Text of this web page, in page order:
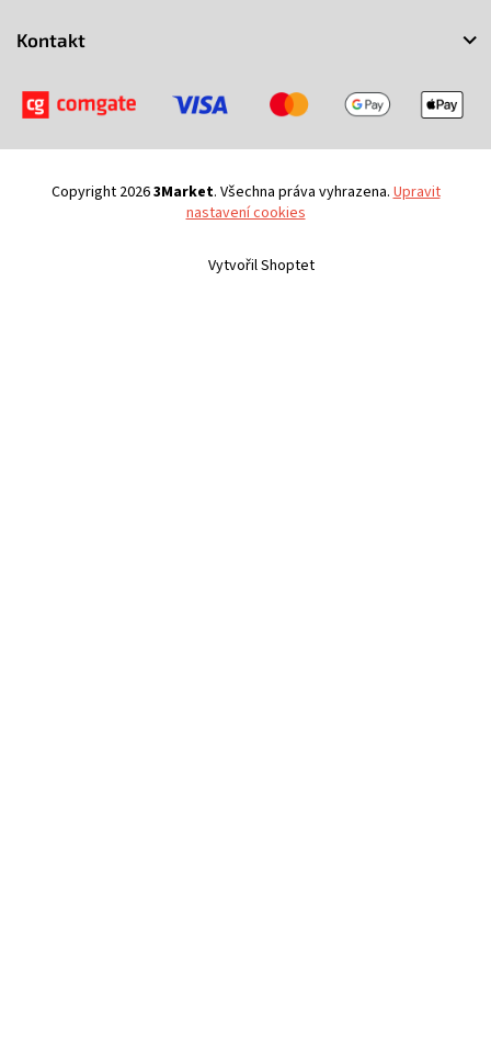
Kontakt
Vytvořil Shoptet
Copyright 20263Market. Všechna práva vyhrazena.Upravit
nastavení cookies